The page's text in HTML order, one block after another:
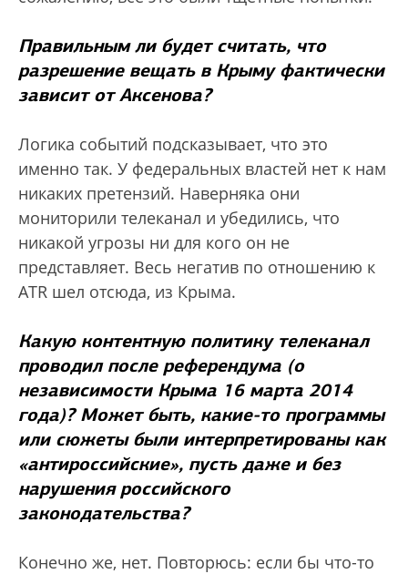
Правильным ли будет считать, что
разрешение вещать в Крыму фактически
зависит от Аксенова?
Логика событий подсказывает, что это
именно так. У федеральных властей нет к нам
никаких претензий. Наверняка они
мониторили телеканал и убедились, что
никакой угрозы ни для кого он не
представляет. Весь негатив по отношению к
ATR шел отсюда, из Крыма.
Какую контентную политику телеканал
проводил после референдума (о
независимости Крыма 16 марта 2014
года)? Может быть, какие-то программы
или сюжеты были интерпретированы как
«антироссийские», пусть даже и без
нарушения российского
законодательства?
Конечно же, нет. Повторюсь: если бы что-то